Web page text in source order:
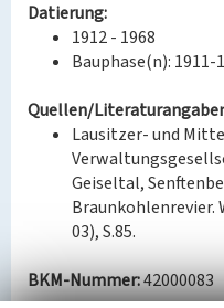
Datierung:
1912 - 1968
Bauphase(n): 1911-
Quellen/
Lausitzer- und
Geiseltal,
Braunkohlenrevier.
03), S.85.
BKM-Nummer:42000083